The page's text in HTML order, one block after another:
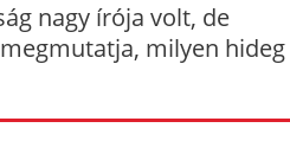
nagy írója volt, de
milyen hideg